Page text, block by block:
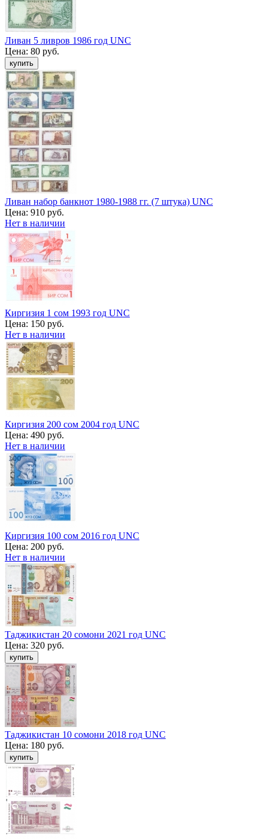
Ливан 5 ливров 1986 год UNC
Цена: 80 руб.
Ливан набор банкнот 1980-1988 гг. (7 штука) UNC
Цена: 910 руб.
Нет в наличии
Киргизия 1 сом 1993 год UNC
Цена: 150 руб.
Нет в наличии
Киргизия 200 сом 2004 год UNC
Цена: 490 руб.
Нет в наличии
Киргизия 100 сом 2016 год UNC
Цена: 200 руб.
Нет в наличии
Таджикистан 20 сомони 2021 год UNC
Цена: 320 руб.
Таджикистан 10 сомони 2018 год UNC
Цена: 180 руб.